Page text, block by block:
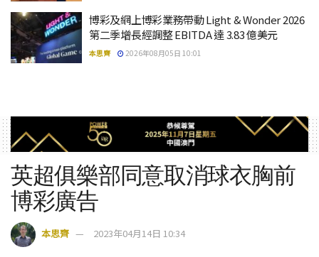
博彩及網上博彩業務帶動 Light & Wonder 2026
第二季增長經調整 EBITDA 達 3.83 億美元
本思齊 2026年08月05日 10:01
英超俱樂部同意取消球衣胸前
博彩廣告
本思齊 2023年04月14日 10:34